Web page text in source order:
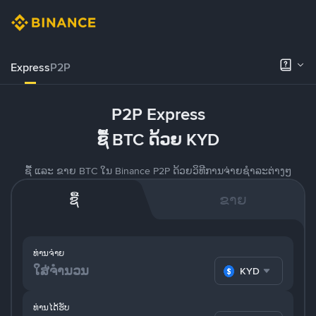
ExpressP2P
P2P Express
ຊື້ BTC ດ້ວຍ KYD
ຊື້ ແລະ ຂາຍ BTC ໃນ Binance P2P ດ້ວຍວິທີການຈ່າຍຊຳລະຕ່າງໆ
ຊື້ ຂາຍ
ທ່ານຈ່າຍ
KYD
ທ່ານໄດ້ຮັບ